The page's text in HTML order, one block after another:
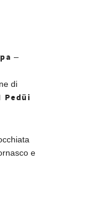
–
di
e